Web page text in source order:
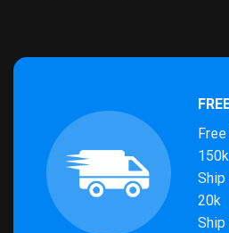
150k
Ship
20k